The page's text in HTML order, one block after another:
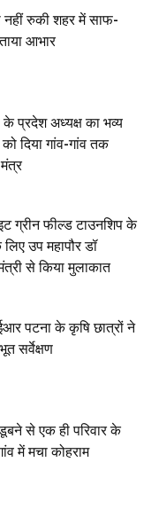
की भाई की हत्या, शव
2026
के, मीडिया संवाद में
नहीं रुकी शहर में साफ-
आभार
के प्रदेश अध्यक्ष का भव्य
दिया गांव-गांव तक
ग्रीन फील्ड टाउनशिप के
उप महापौर डॉ
से किया मुलाकात
पटना के कृषि छात्रों ने
सर्वेक्षण
डूबने से एक ही परिवार के
में मचा कोहराम